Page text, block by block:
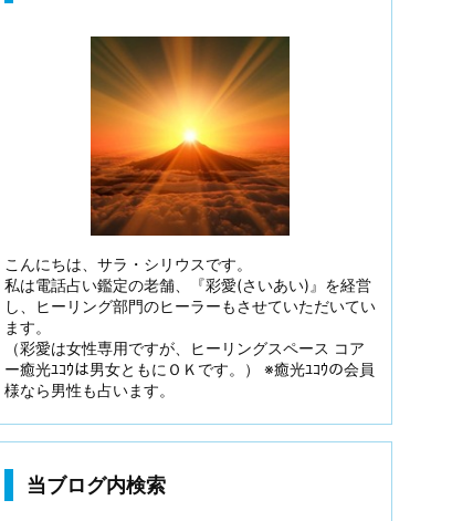
こんにちは、サラ・シリウスです。
私は電話占い鑑定の老舗、『彩愛(さいあい)』を経営
し、ヒーリング部門のヒーラーもさせていただいてい
ます。
（彩愛は女性専用ですが、ヒーリングスペース コア
ー癒光ﾕｺｳは男女ともにＯＫです。） ※癒光ﾕｺｳの会員
様なら男性も占います。
当ブログ内検索